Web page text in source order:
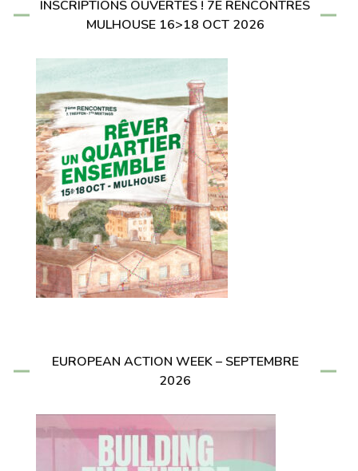
INSCRIPTIONS OUVERTES ! 7E RENCONTRES
MULHOUSE 16>18 OCT 2026
EUROPEAN ACTION WEEK – SEPTEMBRE
2026